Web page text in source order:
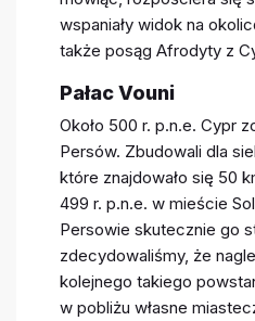
wspaniały widok na
także posąg Afrodyty z
Pałac Vouni
Około 500 r. p.n.e. Cypr
Persów. Zbudowali dla
które znajdowało się 50
499 r. p.n.e. w mieście
Persowie skutecznie go
zdecydowaliśmy, że
kolejnego takiego
w pobliżu własne